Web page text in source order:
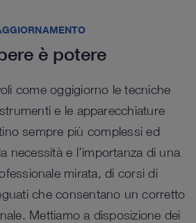
è potere
come oggigiorno le tecniche
e le apparecchiature
sempre più complessi ed
necessità e l’importanza di una
mirata, di corsi di
che consentano un corretto
Mettiamo a disposizione dei